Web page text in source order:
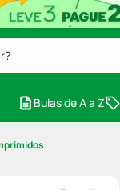
Bulas de A a Z